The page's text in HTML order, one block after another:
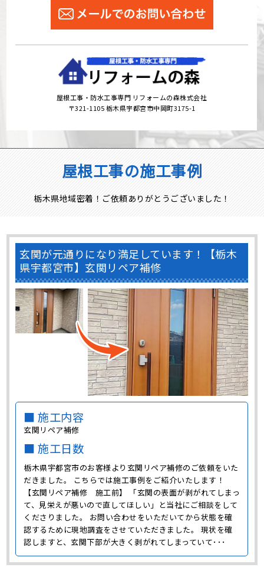
〒321-1105 栃木県宇都宮市中岡町3175-1
屋根工事の施工事例
玄関が元通りになり満足しています！【栃木
県宇都宮市】玄関リペア補修
■ 施工内容
玄関リペア補修
■ 施工日数
だきました。 こちらでは施工事例をご紹介いたします！
【玄関リペア補修 施工前】 「玄関の表面が剥がれてしまっ
て、見栄えが悪いので直してほしい」と当社にご相談をして
くださりました。 お問い合わせをいただいてから状態を確
認するために現地調査をさせていただきました。 現状を確
認しますと、玄関下部が大きく剥がれてしまっていて･･･